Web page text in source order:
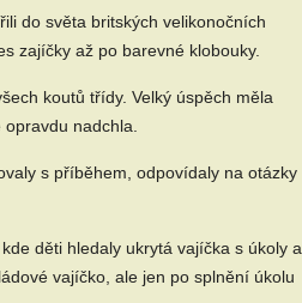
do světa britských velikonočních
zajíčky až po barevné klobouky.
koutů třídy. Velký úspěch měla
nadchla.
s příběhem, odpovídaly na otázky
děti hledaly ukrytá vajíčka s úkoly a
vajíčko, ale jen po splnění úkolu